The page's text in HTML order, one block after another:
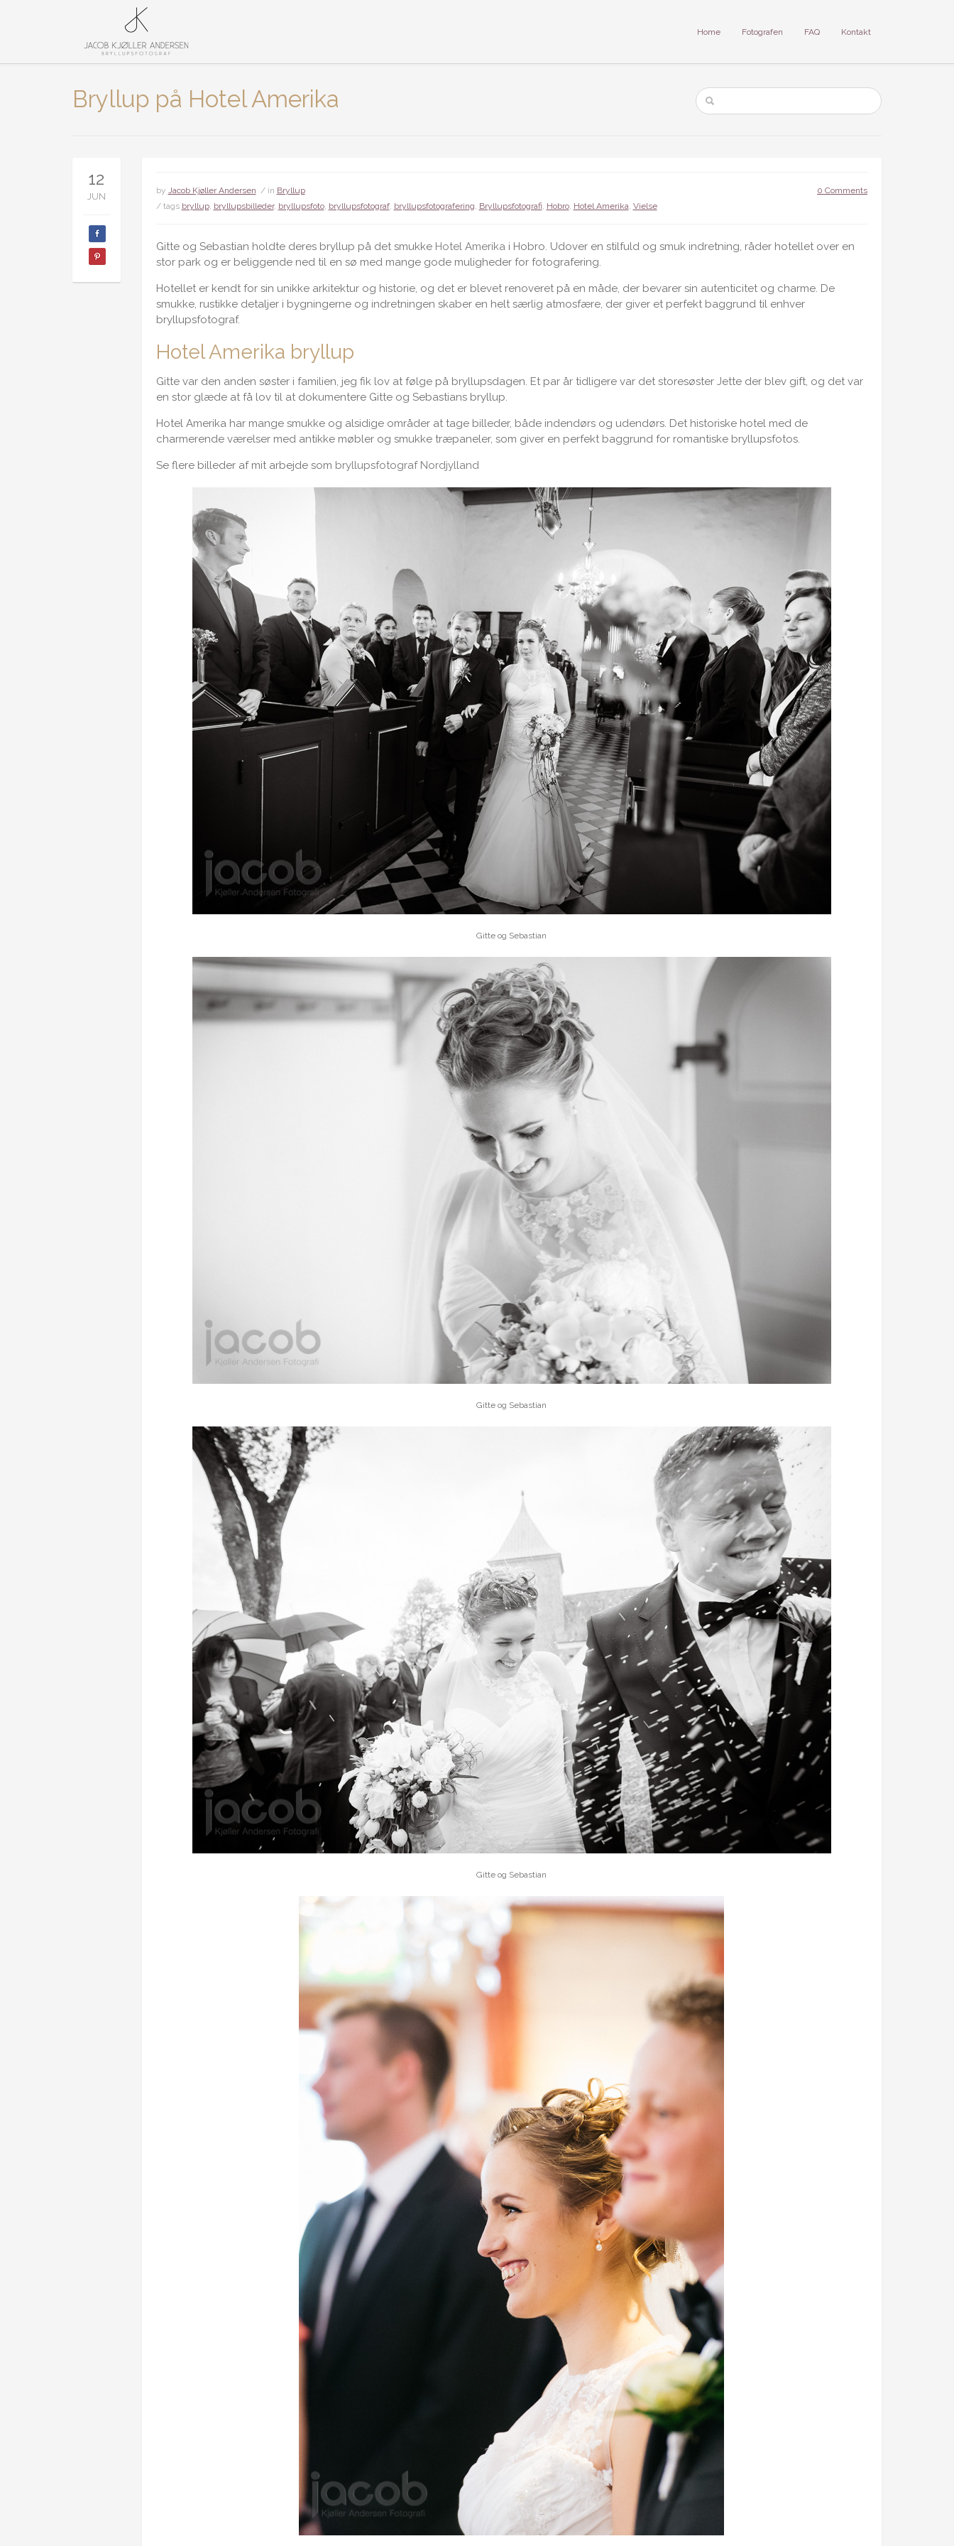
Home Fotografen FAQ Kontakt
Bryllup på Hotel Amerika
12
JUN
by Jacob Kjøller Andersen / in Bryllup
/ tags bryllup, bryllupsbilleder, bryllupsfoto, bryllupsfotograf, bryllupsfotografering, Bryllupsfotografi, Hobro, Hotel Amerika, Vielse
0 Comments
Gitte og Sebastian holdte deres bryllup på det smukke Hotel Amerikai Hobro. Udover en stilfuld og smuk indretning, råder hotellet over en
stor park og er beliggende ned til en sø med mange gode muligheder for fotografering.
Hotellet er kendt for sin unikke arkitektur og historie, og det er blevet renoveret på en måde, der bevarer sin autenticitet og charme. De
smukke, rustikke detaljer i bygningerne og indretningen skaber en helt særlig atmosfære, der giver et perfekt baggrund til enhver
bryllupsfotograf.
Hotel Amerika bryllup
Gitte var den anden søster i familien, jeg fik lov at følge på bryllupsdagen. Et par år tidligere var det storesøster Jette der blev gift, og det var
en stor glæde at få lov til at dokumentere Gitte og Sebastians bryllup.
Hotel Amerika har mange smukke og alsidige områder at tage billeder, både indendørs og udendørs. Det historiske hotel med de
charmerende værelser med antikke møbler og smukke træpaneler, som giver en perfekt baggrund for romantiske bryllupsfotos.
Se flere billeder af mit arbejde som bryllupsfotograf Nordjylland
Gitte og Sebastian
Gitte og Sebastian
Gitte og Sebastian